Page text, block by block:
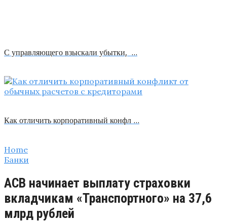
С управляющего взыскали убытки, …
Как отличить корпоративный конфл …
Home
Банки
АСВ начинает выплату страховки
вкладчикам «Транспортного» на 37,6
млрд рублей